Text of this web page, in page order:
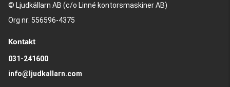
© Ljudkällarn AB (c/o Linné kontorsmaskiner AB)
Org nr: 556596-4375
Kontakt
031-241600
info@ljudkallarn.com